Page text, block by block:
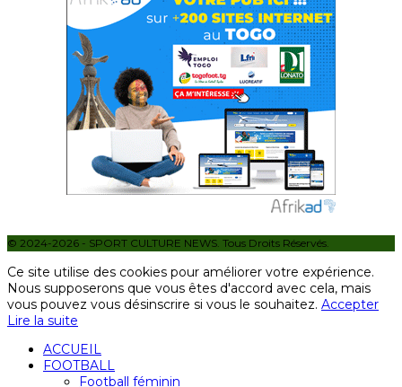
© 2024-2026 - SPORT CULTURE NEWS. Tous Droits Réservés.
Ce site utilise des cookies pour améliorer votre expérience.
Nous supposerons que vous êtes d'accord avec cela, mais
vous pouvez vous désinscrire si vous le souhaitez. Accepter
Lire la suite
ACCUEIL
FOOTBALL
Football féminin